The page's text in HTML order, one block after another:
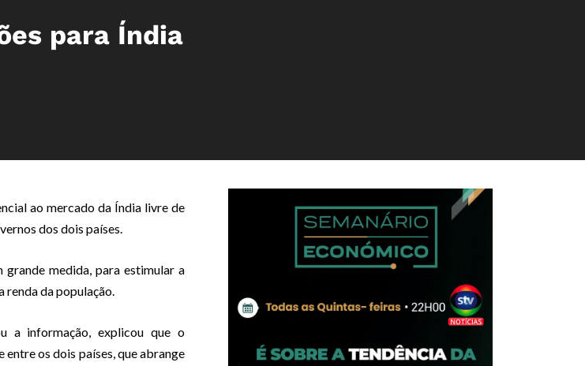
para Índia
ao mercado da Índia livre de
dos dois países.
medida, para estimular a
renda da população.
a informação, explicou que o
os dois países, que abrange